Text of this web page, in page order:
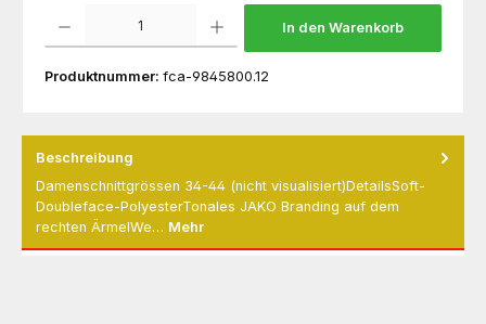
In den Warenkorb
Produktnummer: fca-9845800.12
Beschreibung
Damenschnittgrössen 34-44 (nicht visualisiert)DetailsSoft-
Doubleface-PolyesterTonales JAKO Branding auf dem
rechten ÄrmelWe… Mehr